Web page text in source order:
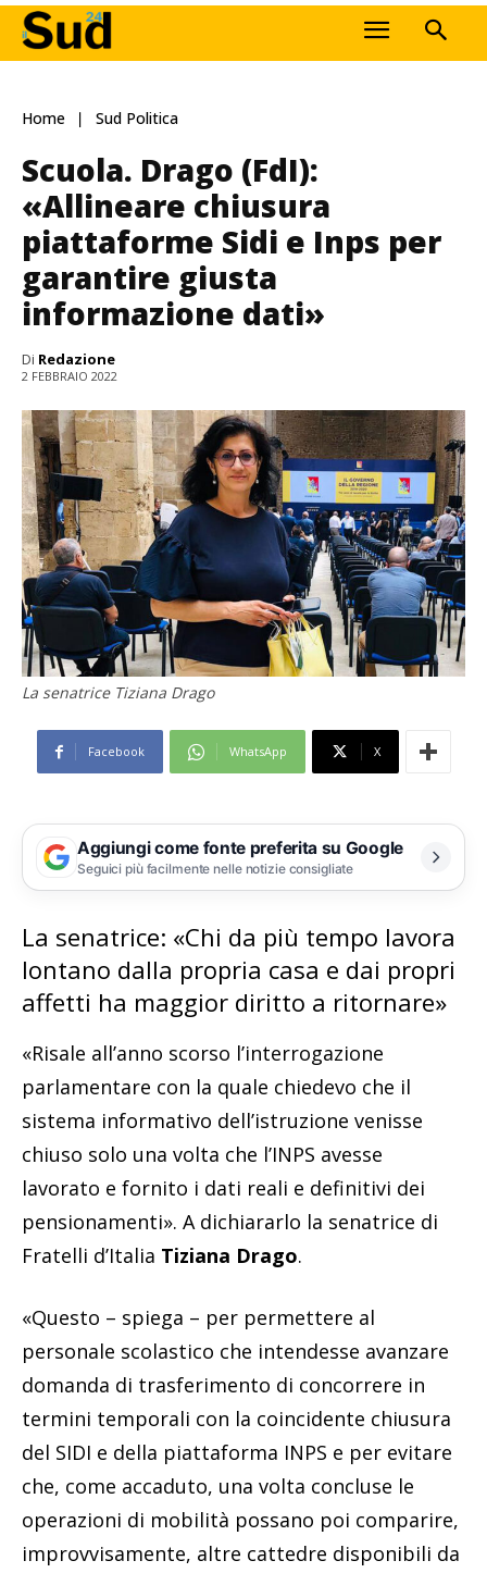
Home Sud Politica
Scuola. Drago (FdI):
«Allineare chiusura
piattaforme Sidi e Inps per
garantire giusta
informazione dati»
Di Redazione
2 FEBBRAIO 2022
La senatrice Tiziana Drago
Facebook WhatsApp X
Aggiungi come fonte preferita su Google
Seguici più facilmente nelle notizie consigliate
La senatrice: «Chi da più tempo lavora
lontano dalla propria casa e dai propri
affetti ha maggior diritto a ritornare»
«Risale all’anno scorso l’interrogazione
parlamentare con la quale chiedevo che il
sistema informativo dell’istruzione venisse
chiuso solo una volta che l’INPS avesse
lavorato e fornito i dati reali e definitivi dei
pensionamenti». A dichiararlo la senatrice di
Fratelli d’Italia Tiziana Drago.
«Questo – spiega – per permettere al
personale scolastico che intendesse avanzare
domanda di trasferimento di concorrere in
termini temporali con la coincidente chiusura
del SIDI e della piattaforma INPS e per evitare
che, come accaduto, una volta concluse le
operazioni di mobilità possano poi comparire,
improvvisamente, altre cattedre disponibili da